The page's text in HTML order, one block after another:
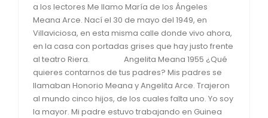
a los lectores Me llamo María de los Ángeles
Meana Arce. Nací el 30 de mayo del 1949, en
Villaviciosa, en esta misma calle donde vivo ahora,
en la casa con portadas grises que hay justo frente
al teatro Riera. Angelita Meana 1955 ¿Qué
quieres contarnos de tus padres? Mis padres se
llamaban Honorio Meana y Angelita Arce. Trajeron
al mundo cinco hijos, de los cuales falta uno. Yo soy
la mayor. Mi padre estuvo trabajando en Guinea